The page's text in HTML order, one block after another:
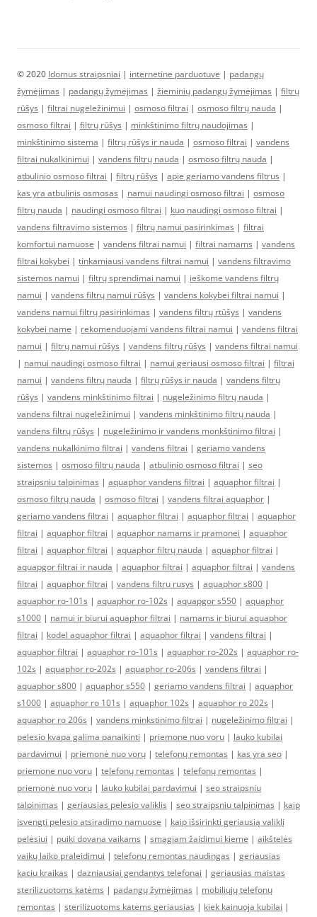
© 2020 Idomus straipsniai | internetine parduotuve | padangų
žymėjimas | padangų žymėjimas | žieminių padangų žymėjimas | filtrų
rūšys | filtrai nugeležinimui | osmoso filtrai | osmoso filtrų nauda |
osmoso filtrai | filtrų rūšys | minkštinimo filtrų naudojimas |
minkštinimo sistema | filtrų rūšys ir nauda | osmoso filtrai | vandens
filtrai nukalkinimui | vandens filtrų nauda | osmoso filtrų nauda |
atbulinio osmoso filtrai | filtrų rūšys | apie geriamo vandens filtrus |
kas yra atbulinis osmosas | namui naudingi osmoso filtrai | osmoso
filtrų nauda | naudingi osmoso filtrai | kuo naudingi osmoso filtrai |
vandens filtravimo sistemos | filtrų namui pasirinkimas | filtrai
komfortui namuose | vandens filtrai namui | filtrai namams | vandens
filtrai kokybei | tinkamiausi vandens filtrai namui | vandens filtravimo
sistemos namui | filtrų sprendimai namui | ieškome vandens filtrų
namui | vandens filtrų namui rūšys | vandens kokybei filtrai namui |
vandens namui filtrų pasirinkimas | vandens filtrų rtūšys | vandens
kokybei name | rekomenduojami vandens filtrai namui | vandens filtrai
namui | filtrų namui rūšys | vandens filtrų rūšys | vandens filtrai namui
| namui naudingi osmoso filtrai | namui geriausi osmoso filtrai | filtrai
namui | vandens filtrų nauda | filtrų rūšys ir nauda | vandens filtrų
rūšys | vandens minkštinimo filtrai | nugeležinimo filtrų nauda |
vandens filtrai nugeležinimui | vandens minkštinimo filtrų nauda |
vandens filtrų rūšys | nugeležinimo ir vandens monkštinimo filtrai |
vandens nukalkinimo filtrai | vandens filtrai | geriamo vandens
sistemos | osmoso filtrų nauda | atbulinio osmoso filtrai | seo
straipsniu talpinimas | aquaphor vandens filtrai | aquaphor filtrai |
osmoso filtrų nauda | osmoso filtrai | vandens filtrai aquaphor |
geriamo vandens filtrai | aquaphor filtrai | aquaphor filtrai | aquaphor
filtrai | aquaphor filtrai | aquaphor namams ir pramonei | aquaphor
filtrai | aquaphor filtrai | aquaphor filtrų nauda | aquaphor filtrai |
aquapgor filtrai ir nauda | aquaphor filtrai | aquaphor filtrai | vandens
filtrai | aquaphor filtrai | vandens filtru rusys | aquaphor s800 |
aquaphor ro-101s | aquaphor ro-102s | aquapgor s550 | aquaphor
s1000 | namui ir biurui aquaphor filtrai | namams ir biurui aquaphor
filtrai | kodel aquaphor filtrai | aquaphor filtrai | vandens filtrai |
aquaphor filtrai | aquaphor ro-101s | aquaphor ro-202s | aquaphor ro-
102s | aquaphor ro-202s | aquaphor ro-206s | vandens filtrai |
aquaphor s800 | aquaphor s550 | geriamo vandens filtrai | aquaphor
s1000 | aquaphor ro 101s | aquaphor 102s | aquaphor ro 202s |
aquaphor ro 206s | vandens minkstinimo filtrai | nugeležinimo filtrai |
pelesio kvapa galima panaikinti | priemone nuo voru | lauko kubilai
pardavimui | priemonė nuo vorų | telefonų remontas | kas yra seo |
priemone nuo voru | telefonų remontas | telefonų remontas |
priemonė nuo vorų | lauko kubilai pardavimui | seo straipsniu
talpinimas | geriausias pelėsio valiklis | seo straipsniu talpinimas | kaip
isvengti pelesio atsiradimo namuose | kaip išsirinkti geriausią valiklį
pelėsiui | puiki dovana vaikams | smagiam žaidimui kieme | aikštelės
vaikų laiko praleidimui | telefonų remontas naudingas | geriausias
kaciu kraikas | dazniausiai gendantys telefonai | geriausias maistas
sterilizuotoms katėms | padangų žymėjimas | mobiliųjų telefonų
remontas | sterilizuotoms katėms geriausias | kiek kainuoja kubilai |